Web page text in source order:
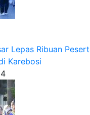
Lepas Ribuan
Karebosi